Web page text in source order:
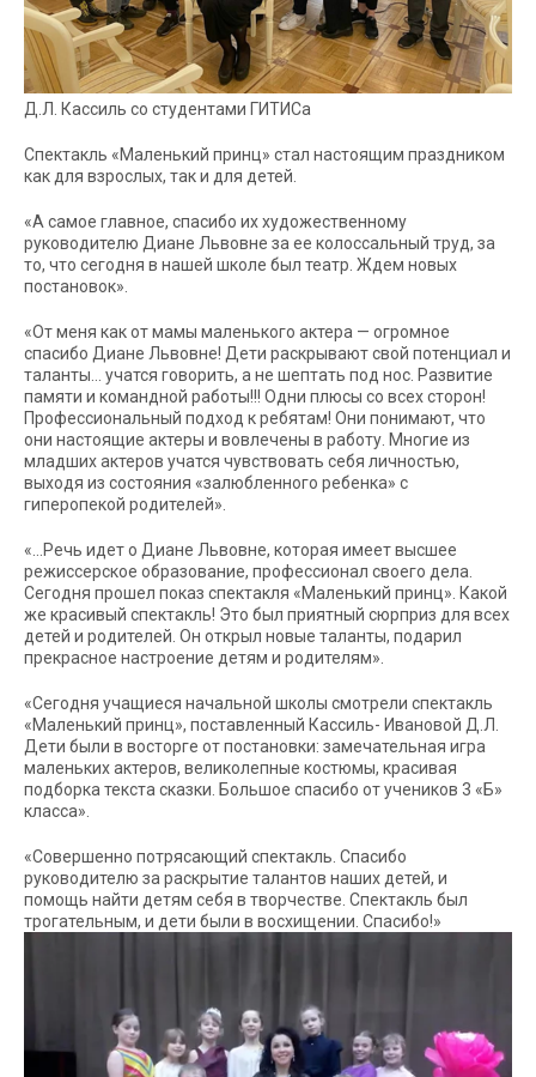
Д.Л. Кассиль со студентами ГИТИСа
Спектакль «Маленький принц» стал настоящим праздником
как для взрослых, так и для детей.
«А самое главное, спасибо их художественному
руководителю Диане Львовне за ее колоссальный труд, за
то, что сегодня в нашей школе был театр. Ждем новых
постановок».
«От меня как от мамы маленького актера — огромное
спасибо Диане Львовне! Дети раскрывают свой потенциал и
таланты… учатся говорить, а не шептать под нос. Развитие
памяти и командной работы!!! Одни плюсы со всех сторон!
Профессиональный подход к ребятам! Они понимают, что
они настоящие актеры и вовлечены в работу. Многие из
младших актеров учатся чувствовать себя личностью,
выходя из состояния «залюбленного ребенка» с
гиперопекой родителей».
«…Речь идет о Диане Львовне, которая имеет высшее
режиссерское образование, профессионал своего дела.
Сегодня прошел показ спектакля «Маленький принц». Какой
же красивый спектакль! Это был приятный сюрприз для всех
детей и родителей. Он открыл новые таланты, подарил
прекрасное настроение детям и родителям».
«Сегодня учащиеся начальной школы смотрели спектакль
«Маленький принц», поставленный Кассиль- Ивановой Д.Л.
Дети были в восторге от постановки: замечательная игра
маленьких актеров, великолепные костюмы, красивая
подборка текста сказки. Большое спасибо от учеников 3 «Б»
класса».
«Совершенно потрясающий спектакль. Спасибо
руководителю за раскрытие талантов наших детей, и
помощь найти детям себя в творчестве. Спектакль был
трогательным, и дети были в восхищении. Спасибо!»